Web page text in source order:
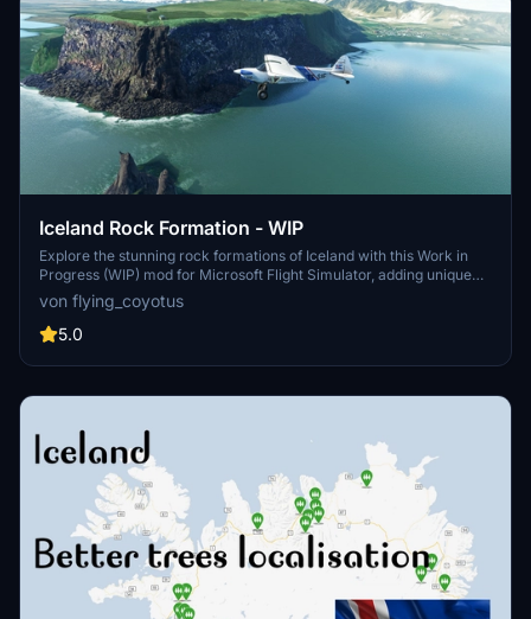
Iceland Rock Formation - WIP
Explore the stunning rock formations of Iceland with this Work in
Progress (WIP) mod for Microsoft Flight Simulator, adding unique
landmarks missing in the base game. From Valahnúkamöl to
Reynisdrangar, each formation comes with a Point of Interest (POI)
for an immersive experience. Compatible with version 1.18.13.0 and
addon.
von flying_coyotus
5.0